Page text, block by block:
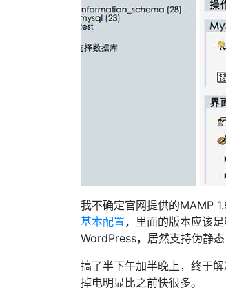
我不确定官网提供的MAMP
基本配置，里面的版本应该
WordPress，居然支持伪静态
搞了半下午加半晚上，终于
掉电明显比之前快很多。